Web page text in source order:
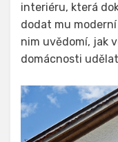
interiéru, která
dodat mu
nim uvědomí, jak
domácnosti